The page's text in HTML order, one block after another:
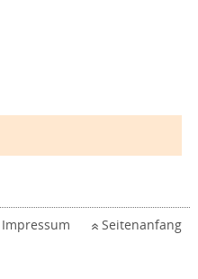
Impressum Seitenanfang